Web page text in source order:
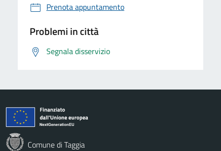
Prenota appuntamento
Problemi in città
Segnala disservizio
Comune di Taggia